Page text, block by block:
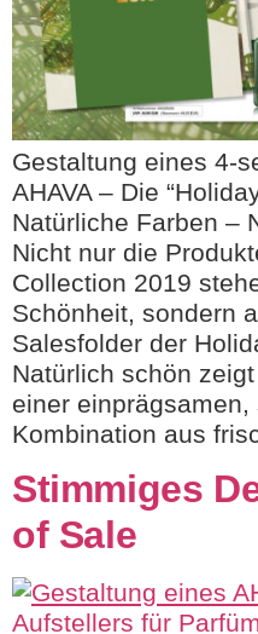
Gestaltung eines 4-
AHAVA – Die
Natürliche Farben –
Nicht nur die
Collection 2019
Schönheit, sondern
Salesfolder der
Natürlich schön
einer einprägsamen,
Kombination aus
Stimmiges
of Sale